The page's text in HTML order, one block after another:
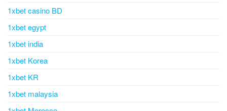
1xbet casino BD
1xbet egypt
1xbet india
1xbet Korea
1xbet KR
1xbet malaysia